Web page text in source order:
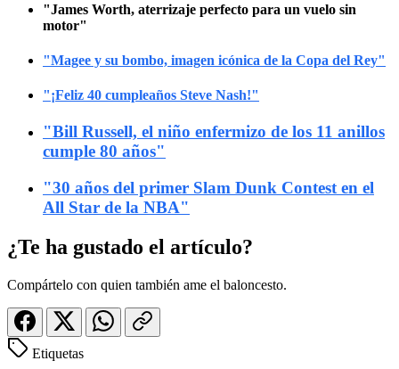
"James Worth, aterrizaje perfecto para un vuelo sin
motor"
"Magee y su bombo, imagen icónica de la Copa del Rey"
"¡Feliz 40 cumpleaños Steve Nash!"
"Bill Russell, el niño enfermizo de los 11 anillos
cumple 80 años"
"30 años del primer Slam Dunk Contest en el
All Star de la NBA"
¿Te ha gustado el artículo?
Compártelo con quien también ame el baloncesto.
Etiquetas